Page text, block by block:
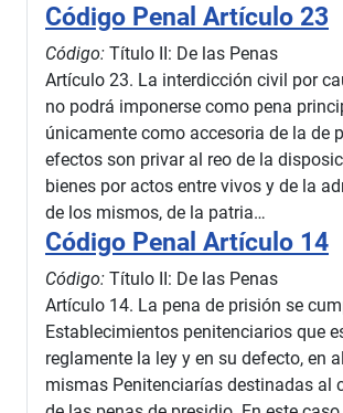
Código Penal Artículo 23
Código: Título II: De las Penas
Artículo 23. La interdicción civil por
no podrá imponerse como pena
únicamente como accesoria de la de
efectos son privar al reo de la
bienes por actos entre vivos y de la
de los mismos, de la patria…
Código Penal Artículo 14
Código: Título II: De las Penas
Artículo 14. La pena de prisión se
Establecimientos penitenciarios que
reglamente la ley y en su defecto, en
mismas Penitenciarías destinadas al